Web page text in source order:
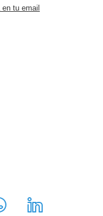
tu email